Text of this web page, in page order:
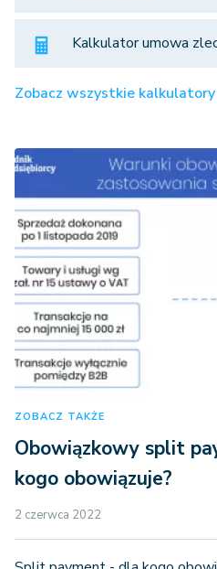
Kalkulator umowa
Zobacz wszystkie kalkulatory
ZOBACZ TAKŻE
Obowiązkowy split
kogo obowiązuje?
2 czerwca 2022